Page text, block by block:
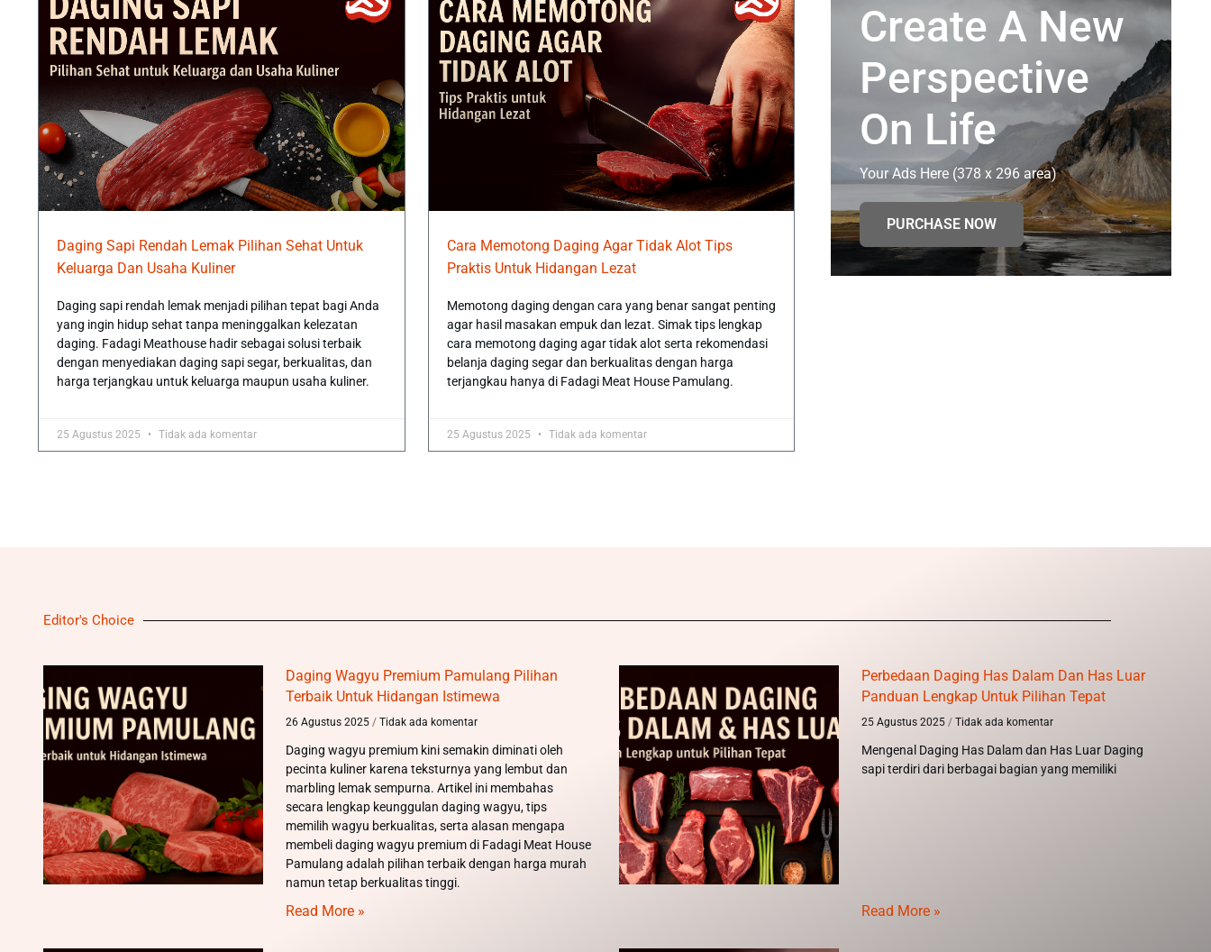
Daging Sapi Rendah Lemak Pilihan Sehat Untuk
Keluarga Dan Usaha Kuliner
Daging sapi rendah lemak menjadi pilihan tepat bagi Anda
yang ingin hidup sehat tanpa meninggalkan kelezatan
daging. Fadagi Meathouse hadir sebagai solusi terbaik
dengan menyediakan daging sapi segar, berkualitas, dan
harga terjangkau untuk keluarga maupun usaha kuliner.
25 Agustus 2025 Tidak ada komentar
Cara Memotong Daging Agar Tidak Alot Tips
Praktis Untuk Hidangan Lezat
Memotong daging dengan cara yang benar sangat penting
agar hasil masakan empuk dan lezat. Simak tips lengkap
cara memotong daging agar tidak alot serta rekomendasi
belanja daging segar dan berkualitas dengan harga
terjangkau hanya di Fadagi Meat House Pamulang.
25 Agustus 2025 Tidak ada komentar
Create A New
Perspective
On Life
Your Ads Here (378 x 296 area)
PURCHASE NOW
Editor's Choice
Daging Wagyu Premium Pamulang Pilihan
Terbaik Untuk Hidangan Istimewa
26 Agustus 2025 Tidak ada komentar
Daging wagyu premium kini semakin diminati oleh
pecinta kuliner karena teksturnya yang lembut dan
marbling lemak sempurna. Artikel ini membahas
secara lengkap keunggulan daging wagyu, tips
memilih wagyu berkualitas, serta alasan mengapa
membeli daging wagyu premium di Fadagi Meat House
Pamulang adalah pilihan terbaik dengan harga murah
namun tetap berkualitas tinggi.
Read More »
Perbedaan Daging Has Dalam Dan Has Luar
Panduan Lengkap Untuk Pilihan Tepat
25 Agustus 2025 Tidak ada komentar
Mengenal Daging Has Dalam dan Has Luar Daging
sapi terdiri dari berbagai bagian yang memiliki
Read More »